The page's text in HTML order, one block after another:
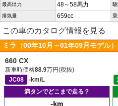
最高出力 48～58馬力
排気量 659cc
この車のカタログ情報を見る
ミラ（00年10月～01年09月モデル
660 CX
新車時価格88.9万円(税抜)
JC08
-km/L
満タンでどこまで走る？
-km